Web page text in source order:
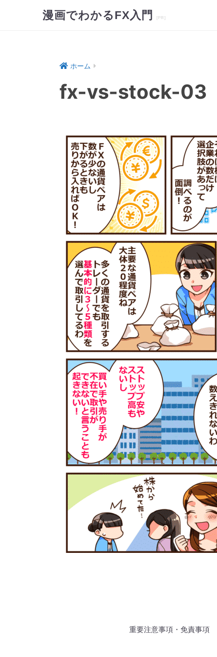
漫画でわかるFX入門
ホーム
fx-vs-stock-03
重要注意事項・免責事項